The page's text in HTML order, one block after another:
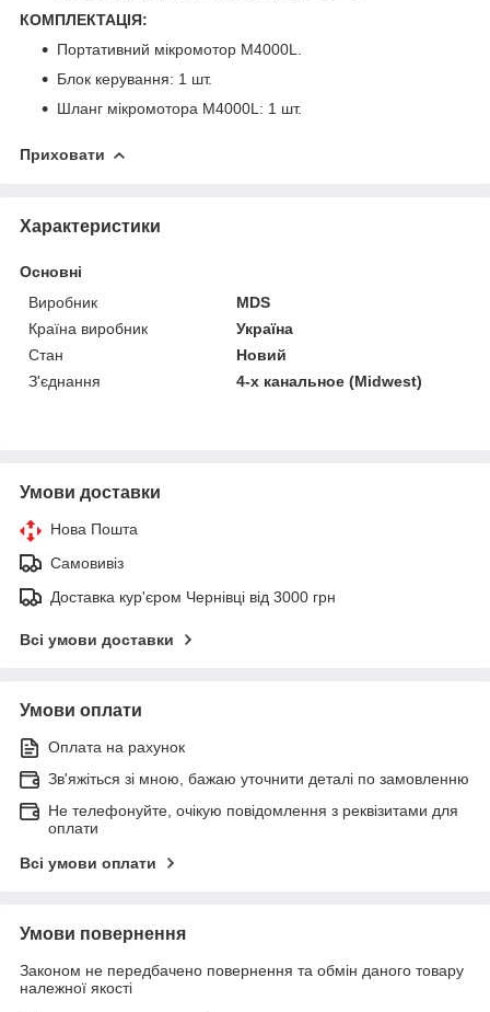
КОМПЛЕКТАЦІЯ:
Портативний мікромотор M4000L.
Блок керування: 1 шт.
Шланг мікромотора M4000L: 1 шт.
Приховати
Характеристики
Основні
Виробник
MDS
Країна виробник
Україна
Стан
Новий
З'єднання
4-х канальное (Midwest)
Умови доставки
Нова Пошта
Самовивіз
Доставка кур'єром Чернівці від 3000 грн
Всі умови доставки
Умови оплати
Оплата на рахунок
Зв'яжіться зі мною, бажаю уточнити деталі по замовленню
Не телефонуйте, очікую повідомлення з реквізитами для
оплати
Всі умови оплати
Умови повернення
Законом не передбачено повернення та обмін даного товару
належної якості